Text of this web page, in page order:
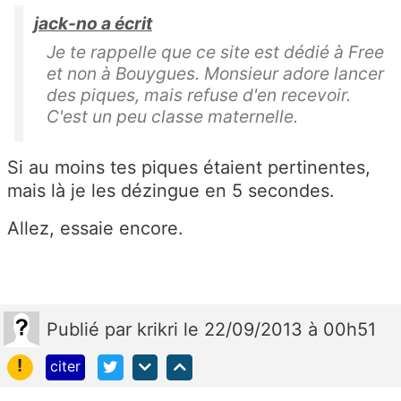
jack-no a écrit
Je te rappelle que ce site est dédié à Free
et non à Bouygues. Monsieur adore lancer
des piques, mais refuse d'en recevoir.
C'est un peu classe maternelle.
Si au moins tes piques étaient pertinentes,
mais là je les dézingue en 5 secondes.
Allez, essaie encore.
Publié par krikri le 22/09/2013 à 00h51
!
citer